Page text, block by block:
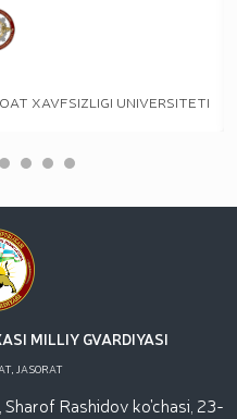
XAVFSIZLIGI UNIVERSITETI
MILLIY GVARDIYASI
JASORAT
Sharof Rashidov ko'chasi, 23-